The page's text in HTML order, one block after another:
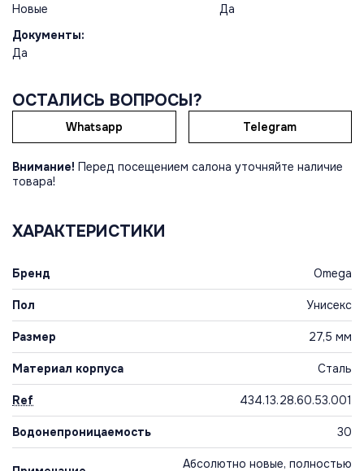
Новые
Да
Документы:
Да
ОСТАЛИСЬ ВОПРОСЫ?
Whatsapp Telegram
Внимание! Перед посещением салона уточняйте наличие
товара!
ХАРАКТЕРИСТИКИ
Бренд Omega
Пол Унисекс
Размер 27,5 мм
Материал корпуса Сталь
Ref 434.13.28.60.53.001
Водонепроницаемость 30
Абсолютно новые, полностью